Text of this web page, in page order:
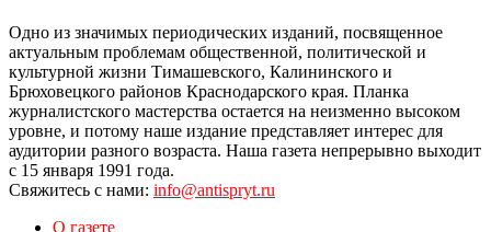
Одно из значимых периодических изданий, посвященное
актуальным проблемам общественной, политической и
культурной жизни Тимашевского, Калининского и
Брюховецкого районов Краснодарского края. Планка
журналистского мастерства остается на неизменно высоком
уровне, и потому наше издание представляет интерес для
аудитории разного возраста. Наша газета непрерывно выходит
с 15 января 1991 года.
Свяжитесь с нами: info@antispryt.ru
О газете